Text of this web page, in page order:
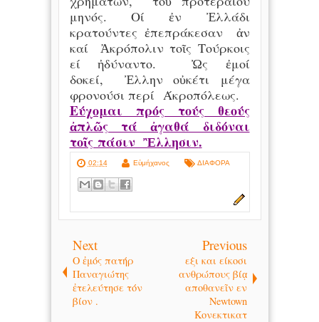
μηνός. Οί ἐν Ἐλλάδι
κρατούντες ἐπεπράκεσαν ἀν
καί Ἀκρόπολιν τοῖς Τούρκοις
εί ἠδύναντο. Ὠς ἐμοί
δοκεί, Ἐλλην οὐκέτι μέγα
φρονούσι περί Άκροπόλεως.
Εύχομαι πρός τούς θεούς
ἀπλῶς τά ἀγαθά διδόναι
τοῖς πάσιν Ἒλλησιν.
02:14 Εὐμήχανος ΔΙΑΦΟΡΑ
Next
Ο ἐμός πατήρ
Παναγιώτης
ἐτελεύτησε τόν
βίον .
Previous
εξι και είκοσι
ανθρώπους βίᾳ
αποθανεῖν εν
Newtown
Κονεκτικατ